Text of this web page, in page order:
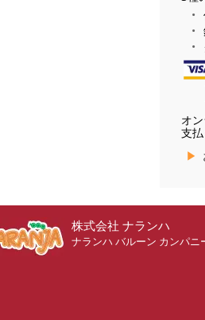
オ
支払
株式会社 ナランハ
ナランハ バルーン カンパニ